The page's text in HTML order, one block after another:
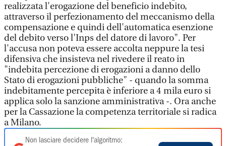
realizzata l'erogazione del beneficio indebito,
attraverso il perfezionamento del meccanismo della
compensazione e quindi dell'automatica esenzione
del debito verso l'Inps del datore di lavoro". Per
l'accusa non poteva essere accolta neppure la tesi
difensiva che insisteva nel rivedere il reato in
"indebita percezione di erogazioni a danno dello
Stato di erogazioni pubbliche" - quando la somma
indebitamente percepita è inferiore a 4 mila euro si
applica solo la sanzione amministrativa -. Ora anche
per la Cassazione la competenza territoriale si radica
a Milano.
Non lasciare decidere l'algoritmo: